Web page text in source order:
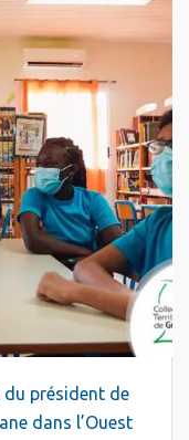
du président de
dans l’Ouest